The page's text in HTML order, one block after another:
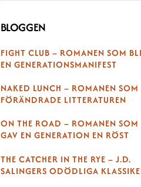
BLOGGEN
FIGHT CLUB – ROMANEN SOM
EN GENERATIONSMANIFEST
NAKED LUNCH – ROMANEN SOM
FÖRÄNDRADE LITTERATUREN
ON THE ROAD – ROMANEN SOM
GAV EN GENERATION EN RÖST
THE CATCHER IN THE RYE – J.D.
SALINGERS ODÖDLIGA